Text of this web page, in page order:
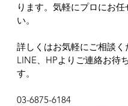
ります。気軽にプロにお任
い。
詳しくはお気軽にご相談く
LINE、HPよりご連絡お待
す。
03-6875-6184